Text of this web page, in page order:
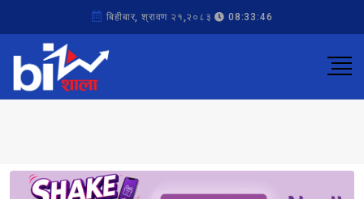
बिहीबार, श्रावण २१,२०८३ 08:33:46